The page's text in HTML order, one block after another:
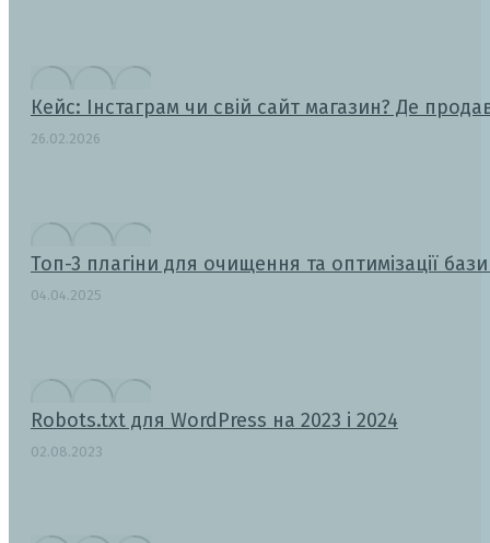
Кейс: Інстаграм чи свій сайт магазин? Де
26.02.2026
Топ-3 плагіни для очищення та оптимізації
04.04.2025
Robots.txt для WordPress на 2023 і 2024
02.08.2023